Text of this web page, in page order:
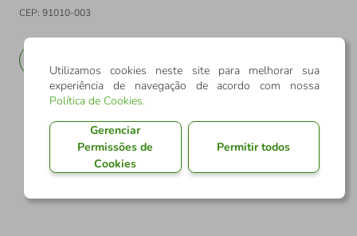
CEP: 91010-003
Utilizamos cookies neste site para melhorar sua
experiência de navegação de acordo com nossa
Política de Cookies.
Gerenciar
Permissões de
Cookies
Permitir todos